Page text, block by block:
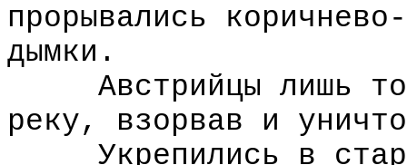
прорывались
дымки.
Австрийцы лишь
реку, взорвав и
Укрепились в